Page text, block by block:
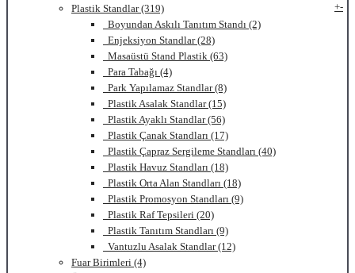
Plastik Standlar (319)
+-
Boyundan Askılı Tanıtım Standı (2)
Enjeksiyon Standlar (28)
Masaüstü Stand Plastik (63)
Para Tabağı (4)
Park Yapılamaz Standlar (8)
Plastik Asalak Standlar (15)
Plastik Ayaklı Standlar (56)
Plastik Çanak Standları (17)
Plastik Çapraz Sergileme Standları (40)
Plastik Havuz Standları (18)
Plastik Orta Alan Standları (18)
Plastik Promosyon Standları (9)
Plastik Raf Tepsileri (20)
Plastik Tanıtım Standları (9)
Vantuzlu Asalak Standlar (12)
Fuar Birimleri (4)